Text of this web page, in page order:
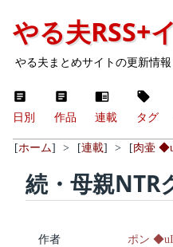
やる夫RSS+
やる夫まとめサイトの更新情
日別 作品 連載 タグ
[ホーム] > [連載] > [肉壷
続・母親NTR
作者 ポン